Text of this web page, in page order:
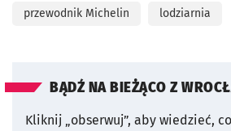
przewodnik Michelin lodziarnia
BĄDŹ NA BIEŻĄCO Z
Kliknij „obserwuj”, aby wiedzieć,